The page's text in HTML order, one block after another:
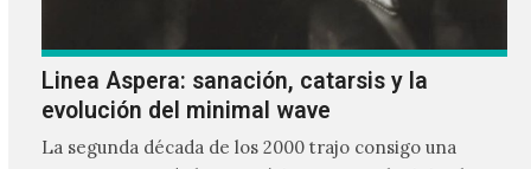
Linea Aspera: sanación, catarsis y la
evolución del minimal wave
La segunda década de los 2000 trajo consigo una